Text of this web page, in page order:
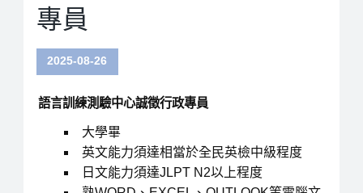
專員
2025-08-26
語言訓練測驗中心誠徵行政專員
大學畢
英文能力須達相當於全民英檢中級程度
日文能力須達JLPT N2以上程度